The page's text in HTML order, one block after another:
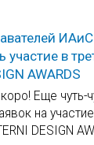
участие в
AWARDS
Еще чуть-
на
DESIGN